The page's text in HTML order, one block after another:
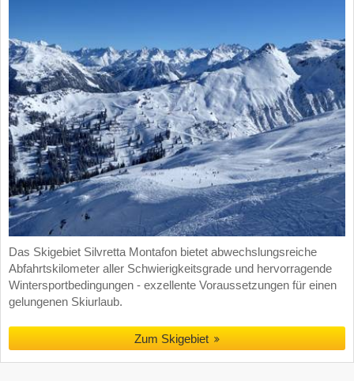
Das Skigebiet Silvretta Montafon bietet abwechslungsreiche
Abfahrtskilometer aller Schwierigkeitsgrade und hervorragende
Wintersportbedingungen - exzellente Voraussetzungen für einen
gelungenen Skiurlaub.
Zum Skigebiet